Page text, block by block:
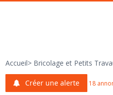
Accueil> Bricolage et Petits
Créer une alerte 18